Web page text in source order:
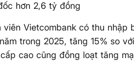
hơn 2,6 tỷ đồng
viên Vietcombank có thu nhập
trong 2025, tăng 15% so
cao cũng đồng loạt tăng